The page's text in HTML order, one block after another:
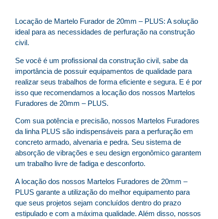
Locação de Martelo Furador de 20mm – PLUS: A solução
ideal para as necessidades de perfuração na construção
civil.
Se você é um profissional da construção civil, sabe da
importância de possuir equipamentos de qualidade para
realizar seus trabalhos de forma eficiente e segura. E é por
isso que recomendamos a locação dos nossos Martelos
Furadores de 20mm – PLUS.
Com sua potência e precisão, nossos Martelos Furadores
da linha PLUS são indispensáveis para a perfuração em
concreto armado, alvenaria e pedra. Seu sistema de
absorção de vibrações e seu design ergonômico garantem
um trabalho livre de fadiga e desconforto.
A locação dos nossos Martelos Furadores de 20mm –
PLUS garante a utilização do melhor equipamento para
que seus projetos sejam concluídos dentro do prazo
estipulado e com a máxima qualidade. Além disso, nossos